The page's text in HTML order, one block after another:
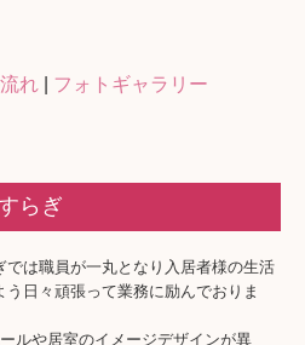
いて
れ フォトギャラリー
らぎ
は職員が一丸となり入居者様の生活
日々頑張って業務に励んでおりま
ルや居室のイメージデザインが異